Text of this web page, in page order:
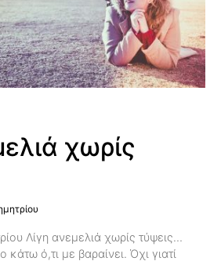
χωρίς
Λίγη ανεμελιά χωρίς τύψεις…
ό,τι με βαραίνει. Όχι γιατί